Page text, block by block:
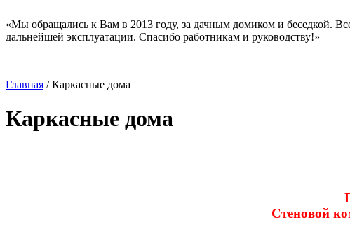
«Мы обращались к Вам в 2013 году, за дачным домиком и беседкой.
дальнейшей эксплуатации. Спасибо работникам и руководству!»
Главная /Каркасные дома
Каркасные дома
Стеновой